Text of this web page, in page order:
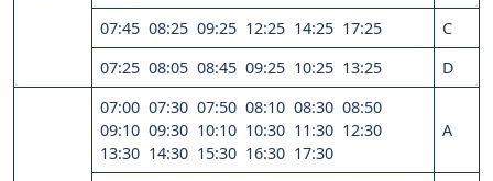
07:45 08:25 09:25 12:25 14:25 17:25
C
07:25 08:05 08:45 09:25 10:25 13:25
D
07:00 07:30 07:50 08:10 08:30 08:50
09:10 09:30 10:10 10:30 11:30 12:30
13:30 14:30 15:30 16:30 17:30
A